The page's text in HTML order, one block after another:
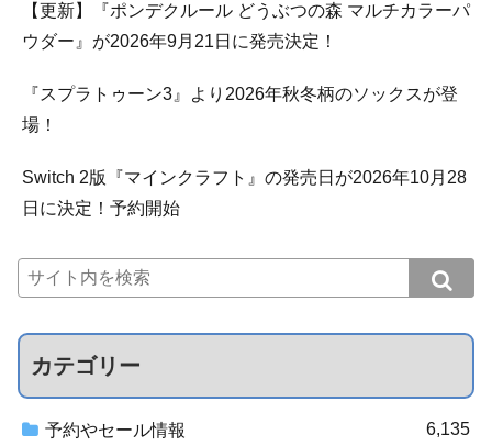
【更新】『ポンデクルール どうぶつの森 マルチカラーパ
ウダー』が2026年9月21日に発売決定！
『スプラトゥーン3』より2026年秋冬柄のソックスが登
場！
Switch 2版『マインクラフト』の発売日が2026年10月28
日に決定！予約開始
カテゴリー
予約やセール情報 6,135